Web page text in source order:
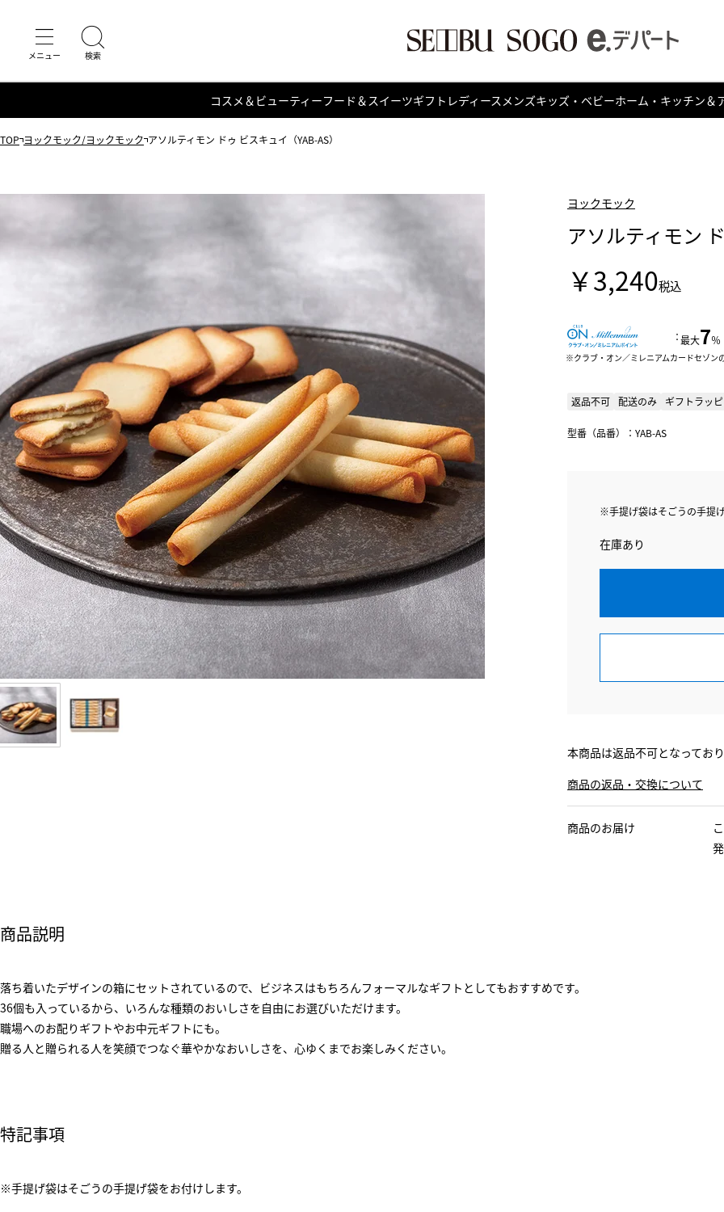
コスメ＆ビューティーフード＆スイーツギフト レディース メンズキッズ・ベビーホーム・キッチン＆
TOP ヨックモック/ヨックモック アソルティモン ドゥ ビスキュイ（YAB-AS）
ヨックモック
アソルティモン
￥3,240税込
：最大7％
クラブ・オン／ミレニアムカードセゾン
返品不可 配送のみ ギフトラッ
型番（品番）：YAB-AS
※手提げ袋はそごうの手提
在庫あり
本商品は返品不可となってお
商品の返品・交換について
商品のお届け
商品説明
落ち着いたデザインの箱にセットされているので、ビジネスはもちろんフォーマルなギフトとしてもおすすめです。
36個も入っているから、いろんな種類のおいしさを自由にお選びいただけます。
職場へのお配りギフトやお中元ギフトにも。
贈る人と贈られる人を笑顔でつなぐ華やかなおいしさを、心ゆくまでお楽しみください。
特記事項
※手提げ袋はそごうの手提げ袋をお付けします。